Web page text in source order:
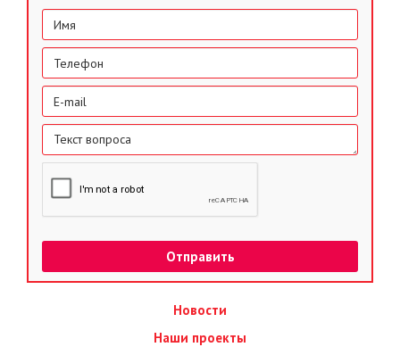
Новости
Наши проекты